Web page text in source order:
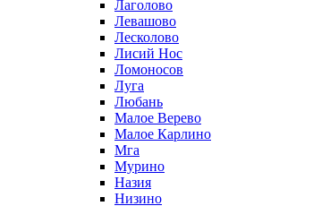
Лаголово
Левашово
Лесколово
Лисий Нос
Ломоносов
Луга
Любань
Малое Верево
Малое Карлино
Мга
Мурино
Назия
Низино